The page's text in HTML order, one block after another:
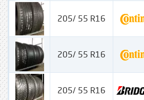
205/ 55 R16
205/ 55 R16
205/ 55 R16